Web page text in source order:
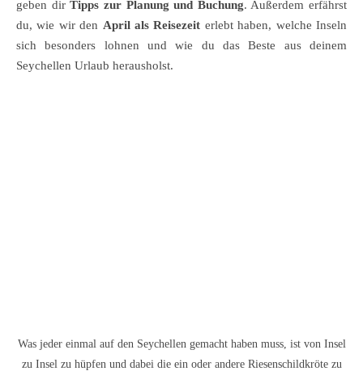
geben dirTipps zur Planung und Buchung. Außerdem erfährst
du, wie wir den April als Reisezeit erlebt haben, welche Inseln
sich besonders lohnen und wie du das Beste aus deinem
Seychellen Urlaub herausholst.
Was jeder einmal auf den Seychellen gemacht haben muss, ist von Insel
zu Insel zu hüpfen und dabei die ein oder andere Riesenschildkröte zu